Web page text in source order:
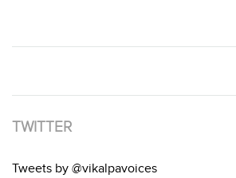
TWITTER
Tweets by @vikalpavoices